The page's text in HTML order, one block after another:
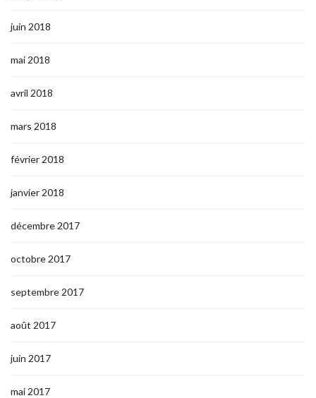
juin 2018
mai 2018
avril 2018
mars 2018
février 2018
janvier 2018
décembre 2017
octobre 2017
septembre 2017
août 2017
juin 2017
mai 2017